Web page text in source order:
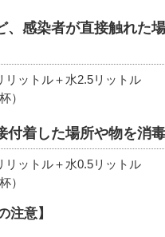
、感染者が直接触れた
リットル＋水2.5リットル
）
付着した場所や物を消
リットル＋水0.5リットル
）
注意】